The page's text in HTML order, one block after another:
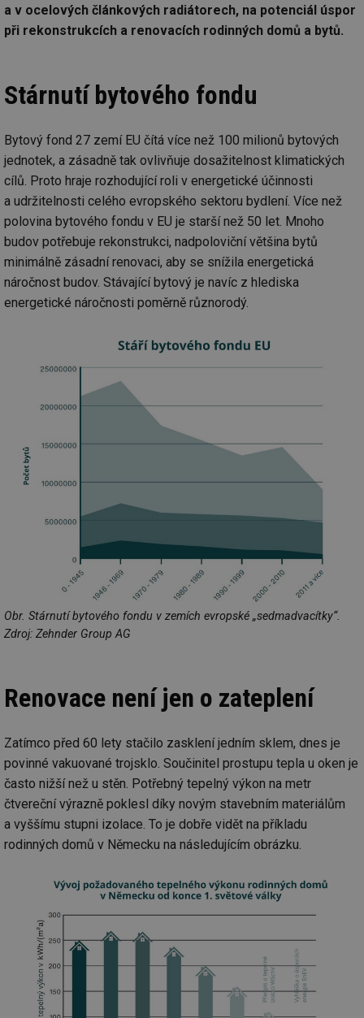
a v ocelových článkových radiátorech, na potenciál úspor
při rekonstrukcích a renovacích rodinných domů a bytů.
Stárnutí bytového fondu
Bytový fond 27 zemí EU čítá více než 100 milionů bytových
jednotek, a zásadně tak ovlivňuje dosažitelnost klimatických
cílů. Proto hraje rozhodující roli v energetické účinnosti
a udržitelnosti celého evropského sektoru bydlení. Více než
polovina bytového fondu v EU je starší než 50 let. Mnoho
budov potřebuje rekonstrukci, nadpoloviční většina bytů
minimálně zásadní renovaci, aby se snížila energetická
náročnost budov. Stávající bytový je navíc z hlediska
energetické náročnosti poměrně různorodý.
Obr. Stárnutí bytového fondu v zemích evropské „sedmadvacítky“.
Zdroj: Zehnder Group AG
Renovace není jen o zateplení
Zatímco před 60 lety stačilo zasklení jedním sklem, dnes je
povinné vakuované trojsklo. Součinitel prostupu tepla u oken je
často nižší než u stěn. Potřebný tepelný výkon na metr
čtvereční výrazně poklesl díky novým stavebním materiálům
a vyššímu stupni izolace. To je dobře vidět na příkladu
rodinných domů v Německu na následujícím obrázku.